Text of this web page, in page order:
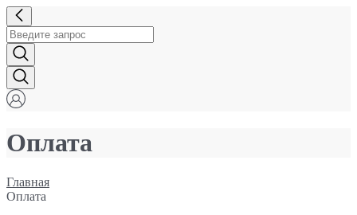
Оплата
Главная
Оплата